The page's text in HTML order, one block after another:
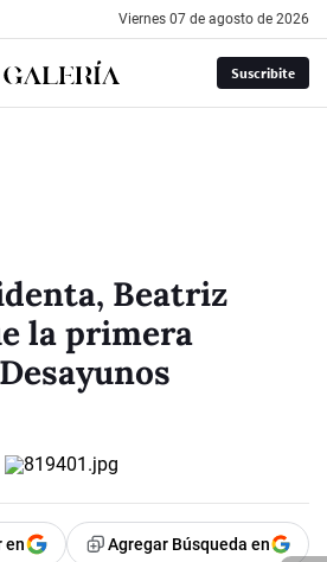
viernes 07 de agosto de 2026
Suscribite
Beatriz
la primera
en Agregar Búsqueda en